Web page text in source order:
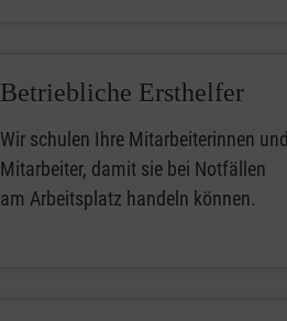
Betriebliche Ersthelfer
Wir schulen Ihre Mitarbeiterinnen und
Mitarbeiter, damit sie bei Notfällen
am Arbeitsplatz handeln können.